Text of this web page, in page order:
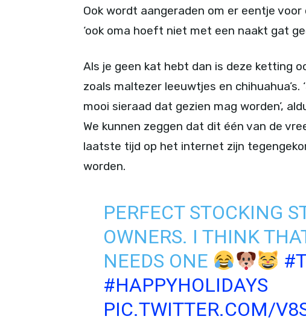
Ook wordt aangeraden om er eentje
‘ook oma hoeft niet met een naakt gat
Als je geen kat hebt dan is deze ketting
zoals maltezer leeuwtjes en
mooi sieraad dat gezien mag worden’,
We kunnen zeggen dat dit één van de
laatste tijd op het internet zijn
worden.
PERFECT STOCKING
OWNERS. I THINK
NEEDS ONE
#HAPPYHOLIDAYS
PIC.TWITTER.COM/